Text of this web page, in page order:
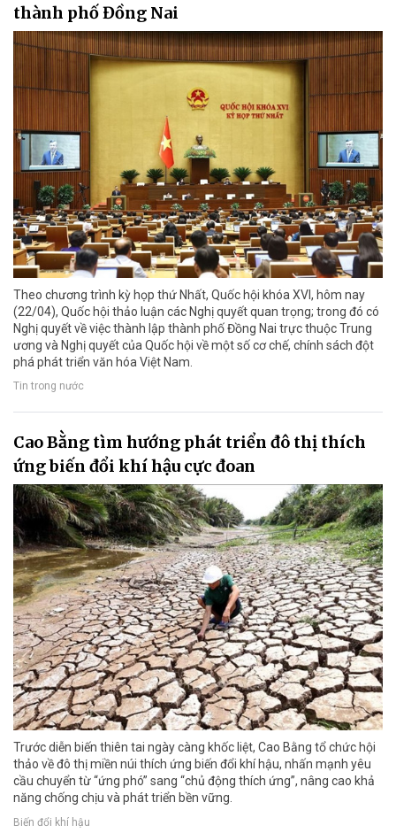
thành phố Đồng Nai
Theo chương trình kỳ họp thứ Nhất, Quốc hội khóa XVI, hôm nay
(22/04), Quốc hội thảo luận các Nghị quyết quan trọng; trong đó có
Nghị quyết về việc thành lập thành phố Đồng Nai trực thuộc Trung
ương và Nghị quyết của Quốc hội về một số cơ chế, chính sách đột
phá phát triển văn hóa Việt Nam.
Tin trong nước
Cao Bằng tìm hướng phát triển đô thị thích
ứng biến đổi khí hậu cực đoan
Trước diễn biến thiên tai ngày càng khốc liệt, Cao Bằng tổ chức hội
thảo về đô thị miền núi thích ứng biến đổi khí hậu, nhấn mạnh yêu
cầu chuyển từ “ứng phó” sang “chủ động thích ứng”, nâng cao khả
năng chống chịu và phát triển bền vững.
Biến đổi khí hậu